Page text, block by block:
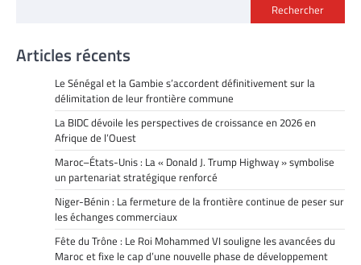
Rechercher
Articles récents
Le Sénégal et la Gambie s’accordent définitivement sur la
délimitation de leur frontière commune
La BIDC dévoile les perspectives de croissance en 2026 en
Afrique de l’Ouest
Maroc–États-Unis : La « Donald J. Trump Highway » symbolise
un partenariat stratégique renforcé
Niger-Bénin : La fermeture de la frontière continue de peser sur
les échanges commerciaux
Fête du Trône : Le Roi Mohammed VI souligne les avancées du
Maroc et fixe le cap d’une nouvelle phase de développement